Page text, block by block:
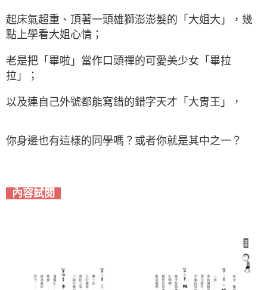
起床氣超重、頂著一頭雄獅澎澎髮的「大姐大」，幾
點上學看大姐心情；
老是把「畢啦」當作口頭禪的可愛美少女「畢拉
拉」；
以及連自己外號都能寫錯的錯字天才「大胄王」，
你身邊也有這樣的同學嗎？或者你就是其中之一？
內容試閱